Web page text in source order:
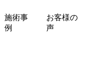
施術事
例
お客様の
声